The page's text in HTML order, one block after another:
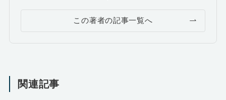
この著者の記事一覧へ
関連記事